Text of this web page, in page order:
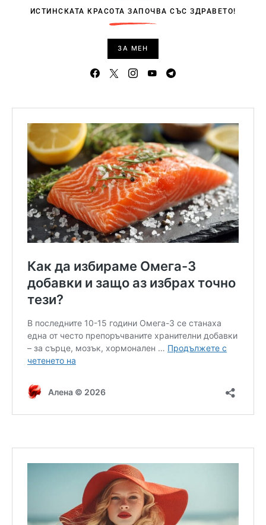
ИСТИНСКАТА КРАСОТА ЗАПОЧВА СЪС ЗДРАВЕТО!
ЗА МЕН